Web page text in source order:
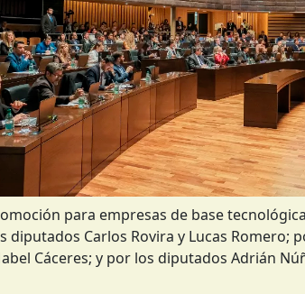
para empresas de base
diputados Carlos Rovira y Lucas Romero;
Cáceres; y por los diputados Adrián